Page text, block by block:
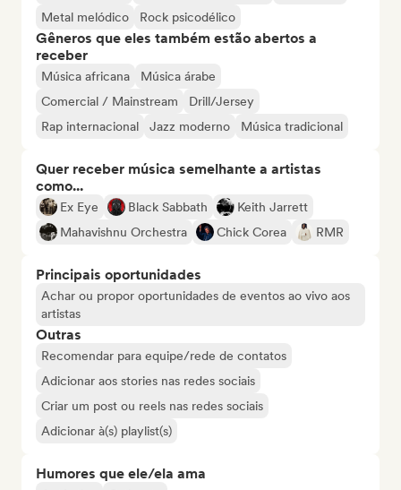
Metal melódico
Rock psicodélico
Gêneros que eles também estão abertos a
receber
Música africana
Música árabe
Comercial / Mainstream
Drill/Jersey
Rap internacional
Jazz moderno Música tradicional
Quer receber música semelhante a artistas
como...
Ex Eye Black Sabbath
Keith Jarrett
Mahavishnu Orchestra
Chick Corea RMR
Principais oportunidades
Achar ou propor oportunidades de eventos ao vivo aos
artistas
Outras
Recomendar para equipe/rede de contatos
Adicionar aos stories nas redes sociais
Criar um post ou reels nas redes sociais
Adicionar à(s) playlist(s)
Humores que ele/ela ama